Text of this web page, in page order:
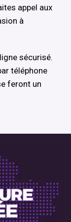
appel aux
à
sécurisé.
téléphone
feront un